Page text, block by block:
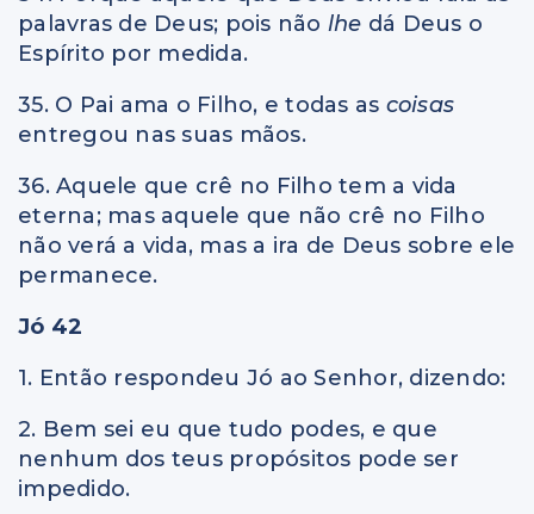
palavras de Deus; pois não lhe dá Deus o
Espírito por medida.
35. O Pai ama o Filho, e todas as coisas
entregou nas suas mãos.
36. Aquele que crê no Filho tem a vida
eterna; mas aquele que não crê no Filho
não verá a vida, mas a ira de Deus sobre ele
permanece.
Jó 42
1. Então respondeu Jó ao Senhor, dizendo:
2. Bem sei eu que tudo podes, e que
nenhum dos teus propósitos pode ser
impedido.